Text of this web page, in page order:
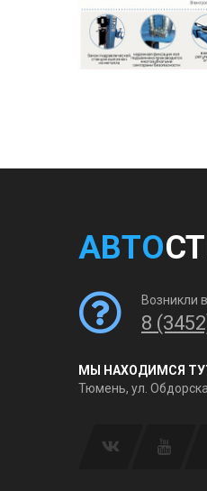
АВТО
Возникли
8
МЫ НАХОДИМСЯ
Тюмень, ул.